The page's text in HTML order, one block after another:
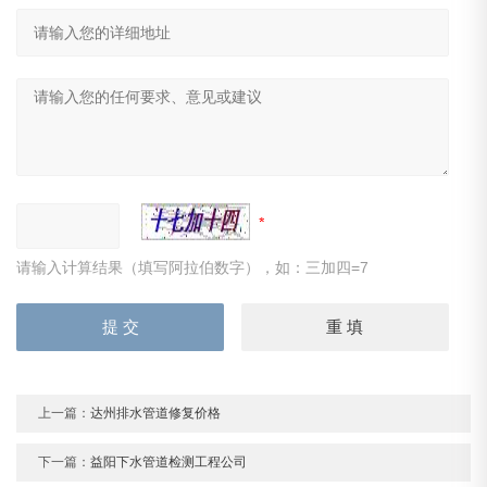
请输入计算结果（填写阿拉伯数字），如：三加四=7
上一篇：达州排水管道修复价格
下一篇：益阳下水管道检测工程公司